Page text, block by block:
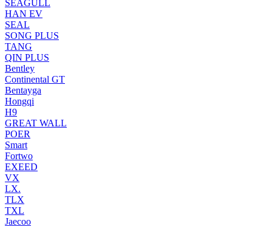
SEAGULL
HAN EV
SEAL
SONG PLUS
TANG
QIN PLUS
Bentley
Continental GT
Bentayga
Hongqi
H9
GREAT WALL
POER
Smart
Fortwo
EXEED
VX
LX.
TLX
TXL
Jaecoo